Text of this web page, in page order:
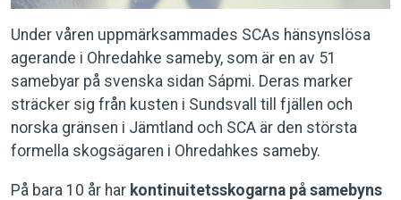
Under våren uppmärksammades SCAs hänsynslösa
agerande i Ohredahke sameby, som är en av 51
samebyar på svenska sidan Sápmi. Deras marker
sträcker sig från kusten i Sundsvall till fjällen och
norska gränsen i Jämtland och SCA är den största
formella skogsägaren i Ohredahkes sameby.
På bara 10 år har kontinuitetsskogarna på samebyns